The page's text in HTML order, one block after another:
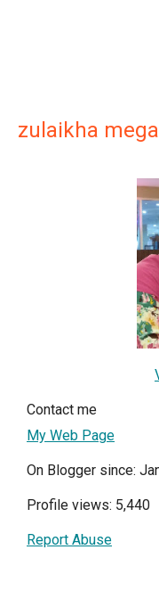
zulaikha
Contact me
My Web Page
On Blogger since:
Profile views: 5,440
Report Abuse